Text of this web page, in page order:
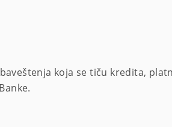
koja se tiču kredita,